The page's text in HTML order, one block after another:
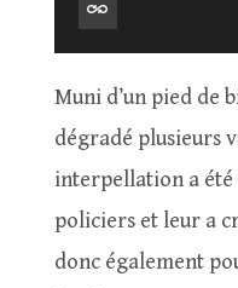
Muni d’un pied de
dégradé plusieurs
interpellation a
policiers et leur a
donc également